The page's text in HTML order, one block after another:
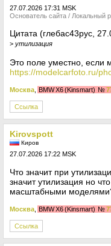
27.07.2026 17:31 MSK
Основатель сайта / Локальный
Цитата (глебас43рус,
> утилизация
Это поле уместно, если
https://modelcarfoto.ru/
Москва BMW X6 (Kinsmart) №
Ссылка
Kirovspott
Киров
27.07.2026 17:22 MSK
Что значит при
значит утилизация но
масштабными
Москва BMW X6 (Kinsmart) №
Ссылка